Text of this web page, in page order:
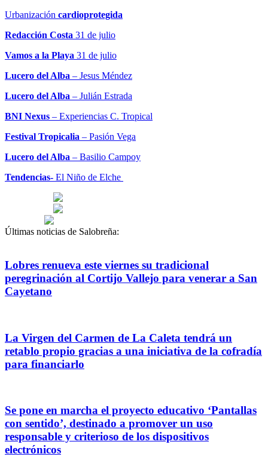
Urbanización cardioprotegida
Redacción Costa 31 de julio
Vamos a la Playa 31 de julio
Lucero del Alba – Jesus Méndez
Lucero del Alba – Julián Estrada
BNI Nexus – Experiencias C. Tropical
Festival Tropicalia – Pasión Vega
Lucero del Alba – Basilio Campoy
Tendencias- El Niño de Elche
Últimas noticias de Salobreña:
Lobres renueva este viernes su tradicional
peregrinación al Cortijo Vallejo para venerar a San
Cayetano
La Virgen del Carmen de La Caleta tendrá un
retablo propio gracias a una iniciativa de la cofradía
para financiarlo
Se pone en marcha el proyecto educativo ‘Pantallas
con sentido’, destinado a promover un uso
responsable y criterioso de los dispositivos
electrónicos